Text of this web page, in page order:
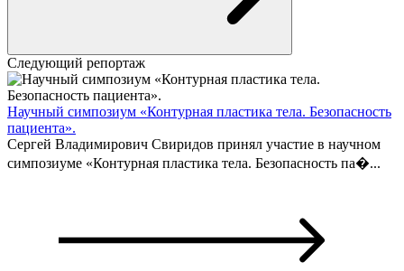
Следующий репортаж
Научный симпозиум «Контурная пластика тела. Безопасность
пациента».
Сергей Владимирович Свиридов принял участие в научном
симпозиуме «Контурная пластика тела. Безопасность па�...